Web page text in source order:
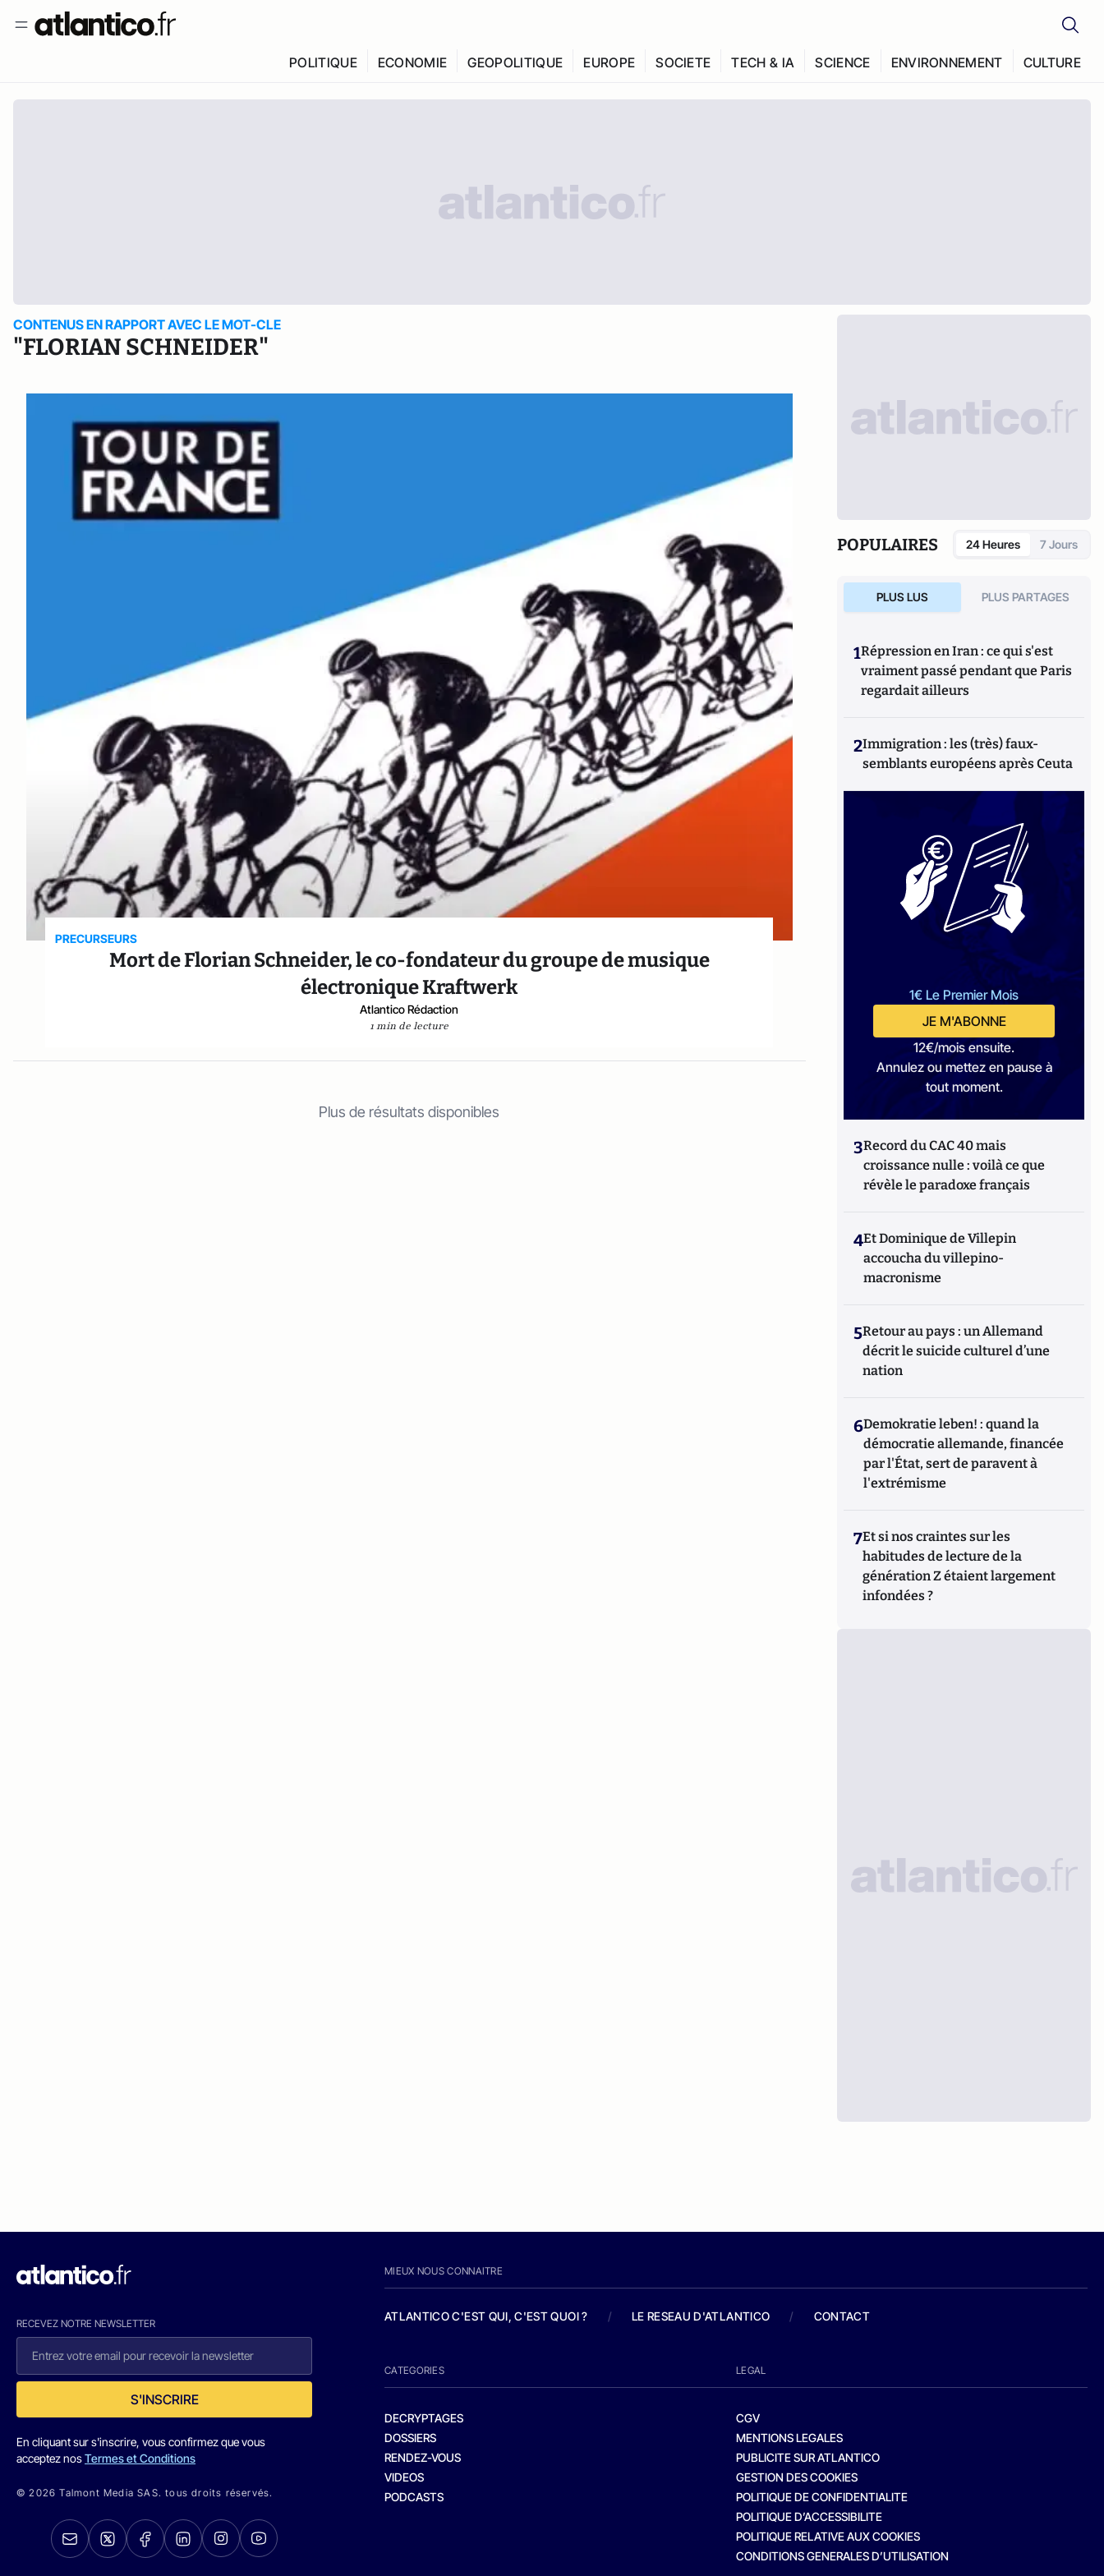
POLITIQUE ECONOMIE GEOPOLITIQUE EUROPE SOCIETE TECH & IA SCIENCE ENVIRONNEMENT CULTURE
CONTENUS EN RAPPORT AVEC LE MOT-CLE
"FLORIAN SCHNEIDER"
PRECURSEURS
Mort de Florian Schneider, le co-fondateur du groupe de musique
électronique Kraftwerk
Atlantico Rédaction
1 min de lecture
Plus de résultats disponibles
POPULAIRES 24 Heures 7 Jours
PLUS LUS PLUS PARTAGES
1Répression en Iran : ce qui s'est
vraiment passé pendant que Paris
regardait ailleurs
2Immigration : les (très) faux-
semblants européens après Ceuta
1€ Le Premier Mois
JE M'ABONNE
12€/mois ensuite.
Annulez ou mettez en pause à
tout moment.
3Record du CAC 40 mais
croissance nulle : voilà ce que
révèle le paradoxe français
4Et Dominique de Villepin
accoucha du villepino-
macronisme
5Retour au pays : un Allemand
décrit le suicide culturel d’une
nation
6Demokratie leben! : quand la
démocratie allemande, financée
par l'État, sert de paravent à
l'extrémisme
7Et si nos craintes sur les
habitudes de lecture de la
génération Z étaient largement
infondées ?
RECEVEZ NOTRE NEWSLETTER
S'INSCRIRE
En cliquant sur s'inscrire, vous confirmez que vous
acceptez nosTermes et Conditions
© 2026 Talmont Media SAS. tous droits réservés.
MIEUX NOUS CONNAITRE
ATLANTICO C'EST QUI, C'EST QUOI ? / LE RESEAU D'ATLANTICO / CONTACT
CATEGORIES
DECRYPTAGES
DOSSIERS
RENDEZ-VOUS
VIDEOS
PODCASTS
LEGAL
CGV
MENTIONS LEGALES
PUBLICITE SUR ATLANTICO
GESTION DES COOKIES
POLITIQUE DE CONFIDENTIALITE
POLITIQUE D’ACCESSIBILITE
POLITIQUE RELATIVE AUX COOKIES
CONDITIONS GENERALES D’UTILISATION